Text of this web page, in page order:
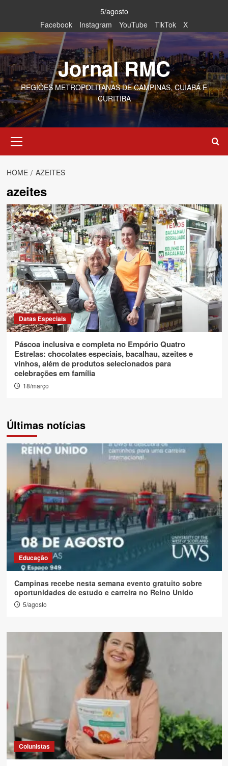
content
5/agosto
Facebook
Instagram YouTube TikTok X
Jornal RMC
REGIÕES METROPOLITANAS DE CAMPINAS, CUIABÁ E
CURITIBA
Menu
HOME AZEITES
azeites
Datas Especiais
Páscoa inclusiva e completa no Empório Quatro
Estrelas: chocolates especiais, bacalhau, azeites e
vinhos, além de produtos selecionados para
celebrações em família
18/março
Últimas notícias
Educação
Campinas recebe nesta semana evento gratuito sobre
oportunidades de estudo e carreira no Reino Unido
5/agosto
Colunistas